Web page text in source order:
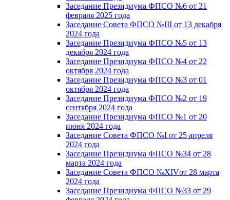
Заседание Президиума ФПСО №6 от 21
февраля 2025 года
Заседание Совета ФПСО №III от 13 декабря
2024 года
Заседание Президиума ФПСО №5 от 13
декабря 2024 года
Заседание Президиума ФПСО №4 от 22
октября 2024 года
Заседание Президиума ФПСО №3 от 01
октября 2024 года
Заседание Президиума ФПСО №2 от 19
сентября 2024 года
Заседание Президиума ФПСО №1 от 20
июня 2024 года
Заседание Совета ФПСО №I от 25 апреля
2024 года
Заседание Президиума ФПСО №34 от 28
марта 2024 года
Заседание Совета ФПСО №XIVот 28 марта
2024 года
Заседание Президиума ФПСО №33 от 29